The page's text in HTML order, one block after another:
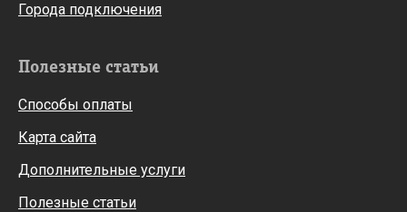
Города подключения
Полезные статьи
Способы оплаты
Карта сайта
Дополнительные услуги
Полезные статьи